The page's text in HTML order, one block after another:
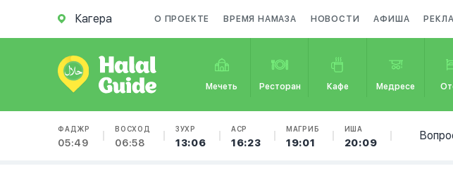
Кагера О ПРОЕКТЕ ВРЕМЯ НАМАЗА НОВОСТИ АФИША
Мечеть Ресторан Кафе Медресе
ФАДЖР
05:49
ВОСХОД
06:58
ЗУХР
13:06
АСР
16:23
МАГРИБ
19:01
ИША
20:09